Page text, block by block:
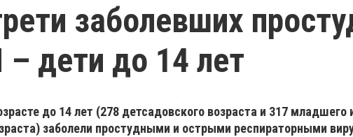
заболевших
дети до 14 лет
до 14 лет (278 детсадовского возраста и 317 младшего
заболели простудными и острыми респираторными